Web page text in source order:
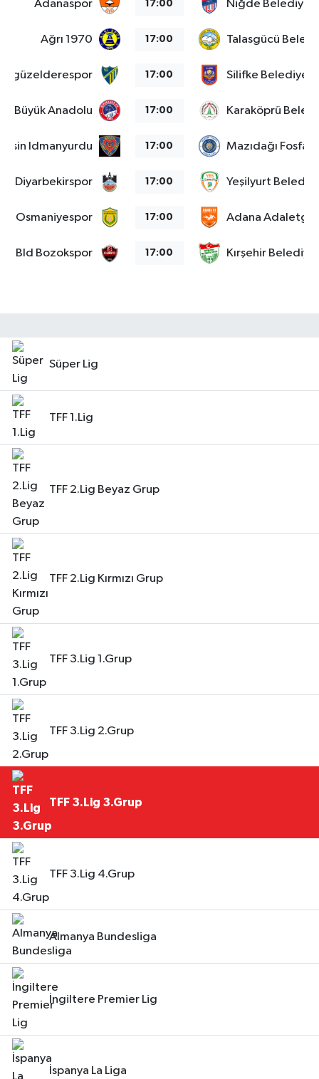
Adanaspor 17:00 Niğde
Ağrı 1970 17:00 Talasgücü
17:00 Silifke
Büyük Anadolu 17:00 Karaköprü
Idmanyurdu 17:00 Mazıdağı
Diyarbekirspor 17:00 Yeşilyurt
Osmaniyespor 17:00 Adana
Bld Bozokspor 17:00 Kırşehir
Süper Lig
TFF 1.Lig
TFF 2.Lig Beyaz Grup
TFF 2.Lig Kırmızı Grup
TFF 3.Lig 1.Grup
TFF 3.Lig 2.Grup
TFF 3.Lig 3.Grup
TFF 3.Lig 4.Grup
Almanya Bundesliga
İngiltere Premier Lig
İspanya La Liga